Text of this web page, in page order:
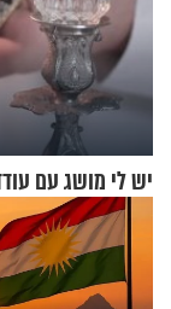
יש לי מושג עם